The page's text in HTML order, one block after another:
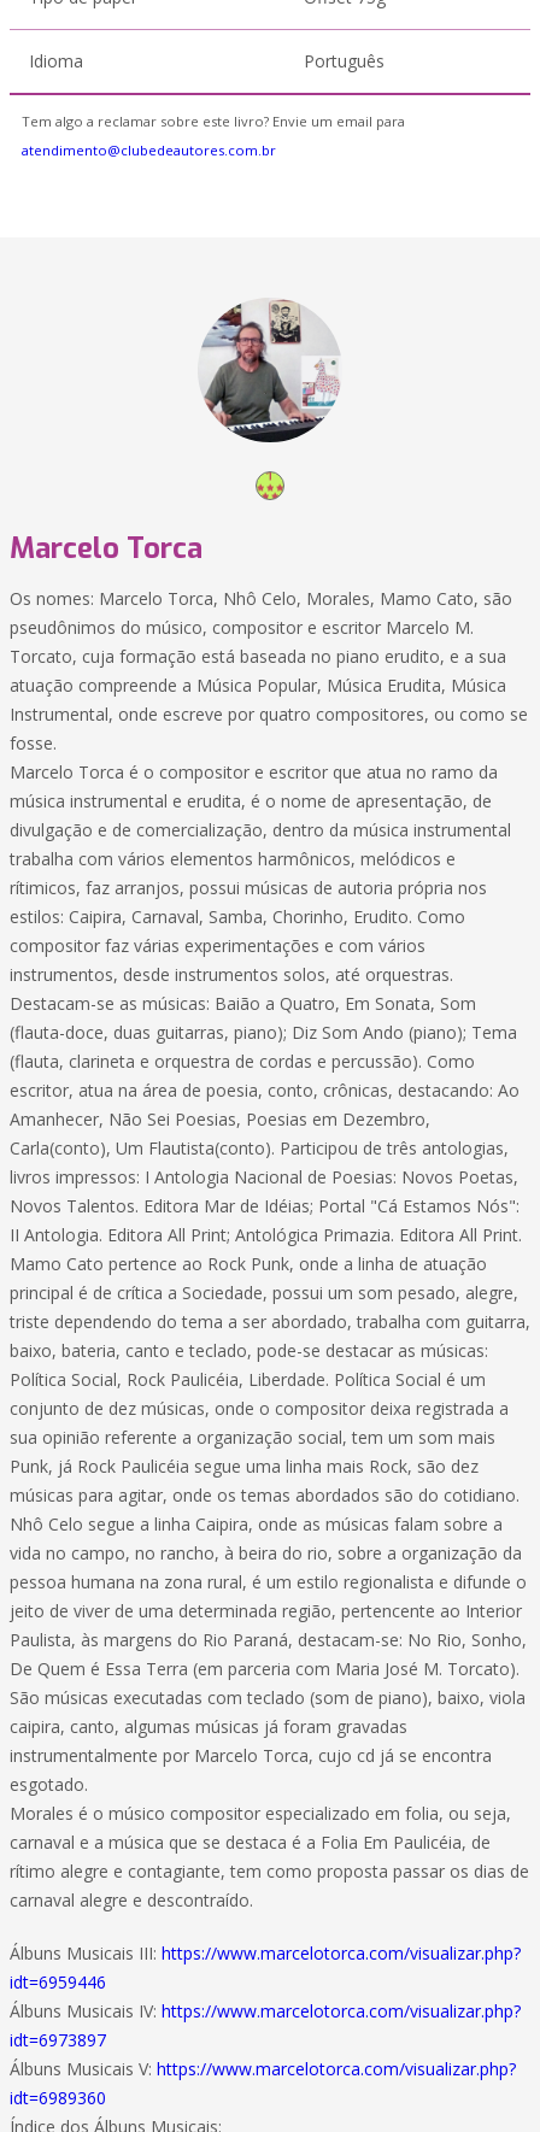
Idioma Português
Tem algo a reclamar sobre este livro? Envie um email para
atendimento@clubedeautores.com.br
Marcelo Torca
Os nomes: Marcelo Torca, Nhô Celo, Morales, Mamo Cato, são
pseudônimos do músico, compositor e escritor Marcelo M.
Torcato, cuja formação está baseada no piano erudito, e a sua
atuação compreende a Música Popular, Música Erudita, Música
Instrumental, onde escreve por quatro compositores, ou como se
fosse.
Marcelo Torca é o compositor e escritor que atua no ramo da
música instrumental e erudita, é o nome de apresentação, de
divulgação e de comercialização, dentro da música instrumental
trabalha com vários elementos harmônicos, melódicos e
rítimicos, faz arranjos, possui músicas de autoria própria nos
estilos: Caipira, Carnaval, Samba, Chorinho, Erudito. Como
compositor faz várias experimentações e com vários
instrumentos, desde instrumentos solos, até orquestras.
Destacam-se as músicas: Baião a Quatro, Em Sonata, Som
(flauta-doce, duas guitarras, piano); Diz Som Ando (piano); Tema
(flauta, clarineta e orquestra de cordas e percussão). Como
escritor, atua na área de poesia, conto, crônicas, destacando: Ao
Amanhecer, Não Sei Poesias, Poesias em Dezembro,
Carla(conto), Um Flautista(conto). Participou de três antologias,
livros impressos: I Antologia Nacional de Poesias: Novos Poetas,
Novos Talentos. Editora Mar de Idéias; Portal "Cá Estamos Nós":
II Antologia. Editora All Print; Antológica Primazia. Editora All Print.
Mamo Cato pertence ao Rock Punk, onde a linha de atuação
principal é de crítica a Sociedade, possui um som pesado, alegre,
triste dependendo do tema a ser abordado, trabalha com guitarra,
baixo, bateria, canto e teclado, pode-se destacar as músicas:
Política Social, Rock Paulicéia, Liberdade. Política Social é um
conjunto de dez músicas, onde o compositor deixa registrada a
sua opinião referente a organização social, tem um som mais
Punk, já Rock Paulicéia segue uma linha mais Rock, são dez
músicas para agitar, onde os temas abordados são do cotidiano.
Nhô Celo segue a linha Caipira, onde as músicas falam sobre a
vida no campo, no rancho, à beira do rio, sobre a organização da
pessoa humana na zona rural, é um estilo regionalista e difunde o
jeito de viver de uma determinada região, pertencente ao Interior
Paulista, às margens do Rio Paraná, destacam-se: No Rio, Sonho,
De Quem é Essa Terra (em parceria com Maria José M. Torcato).
São músicas executadas com teclado (som de piano), baixo, viola
caipira, canto, algumas músicas já foram gravadas
instrumentalmente por Marcelo Torca, cujo cd já se encontra
esgotado.
Morales é o músico compositor especializado em folia, ou seja,
carnaval e a música que se destaca é a Folia Em Paulicéia, de
rítimo alegre e contagiante, tem como proposta passar os dias de
carnaval alegre e descontraído.
Álbuns Musicais III: https://www.marcelotorca.com/visualizar.php?
idt=6959446
Álbuns Musicais IV: https://www.marcelotorca.com/visualizar.php?
idt=6973897
Álbuns Musicais V: https://www.marcelotorca.com/visualizar.php?
idt=6989360
Índice dos Álbuns Musicais: